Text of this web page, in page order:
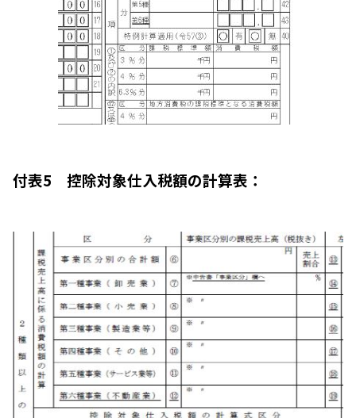
付表5 控除対象仕入税額の計算表：